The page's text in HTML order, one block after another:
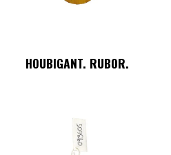
HOUBIGANT. RUBOR.